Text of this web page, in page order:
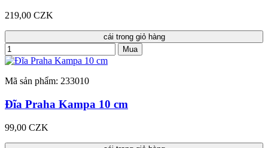
219,00 CZK
cái trong giỏ hàng
Mua
Mã sản phẩm: 233010
Đĩa Praha Kampa 10 cm
99,00 CZK